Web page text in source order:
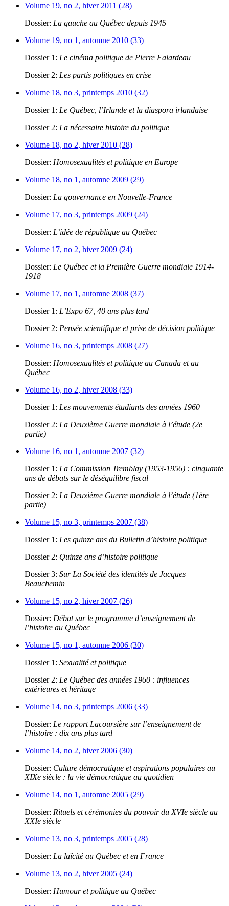
Volume 19, no 2, hiver 2011 (28)
Dossier: La gauche au Québec depuis 1945
Volume 19, no 1, automne 2010 (33)
Dossier 1: Le cinéma politique de Pierre Falardeau
Dossier 2: Les partis politiques en crise
Volume 18, no 3, printemps 2010 (32)
Dossier 1: Le Québec, l’Irlande et la diaspora irlandaise
Dossier 2: La nécessaire histoire du politique
Volume 18, no 2, hiver 2010 (28)
Dossier: Homosexualités et politique en Europe
Volume 18, no 1, automne 2009 (29)
Dossier: La gouvernance en Nouvelle-France
Volume 17, no 3, printemps 2009 (24)
Dossier: L’idée de république au Québec
Volume 17, no 2, hiver 2009 (24)
Dossier: Le Québec et la Première Guerre mondiale 1914-
1918
Volume 17, no 1, automne 2008 (37)
Dossier 1: L’Expo 67, 40 ans plus tard
Dossier 2: Pensée scientifique et prise de décision politique
Volume 16, no 3, printemps 2008 (27)
Dossier: Homosexualités et politique au Canada et au
Québec
Volume 16, no 2, hiver 2008 (33)
Dossier 1: Les mouvements étudiants des années 1960
Dossier 2: La Deuxième Guerre mondiale à l’étude (2e
partie)
Volume 16, no 1, automne 2007 (32)
Dossier 1: La Commission Tremblay (1953-1956) : cinquante
ans de débats sur le déséquilibre fiscal
Dossier 2: La Deuxième Guerre mondiale à l’étude (1ère
partie)
Volume 15, no 3, printemps 2007 (38)
Dossier 1: Les quinze ans du Bulletin d’histoire politique
Dossier 2: Quinze ans d’histoire politique
Dossier 3: Sur La Société des identités de Jacques
Beauchemin
Volume 15, no 2, hiver 2007 (26)
Dossier: Débat sur le programme d’enseignement de
l’histoire au Québec
Volume 15, no 1, automne 2006 (30)
Dossier 1: Sexualité et politique
Dossier 2: Le Québec des années 1960 : influences
extérieures et héritage
Volume 14, no 3, printemps 2006 (33)
Dossier: Le rapport Lacoursière sur l’enseignement de
l’histoire : dix ans plus tard
Volume 14, no 2, hiver 2006 (30)
Dossier: Culture démocratique et aspirations populaires au
XIXe siècle : la vie démocratique au quotidien
Volume 14, no 1, automne 2005 (29)
Dossier: Rituels et cérémonies du pouvoir du XVIe siècle au
XXIe siècle
Volume 13, no 3, printemps 2005 (28)
Dossier: La laïcité au Québec et en France
Volume 13, no 2, hiver 2005 (24)
Dossier: Humour et politique au Québec